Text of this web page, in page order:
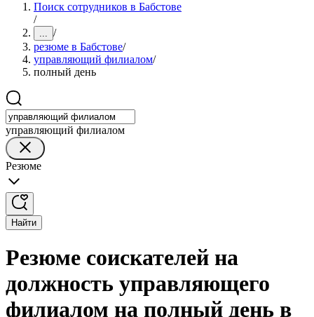
Поиск сотрудников в Бабстове
/
... /
резюме в Бабстове/
управляющий филиалом/
полный день
управляющий филиалом
Резюме
Найти
Резюме соискателей на
должность управляющего
филиалом на полный день в